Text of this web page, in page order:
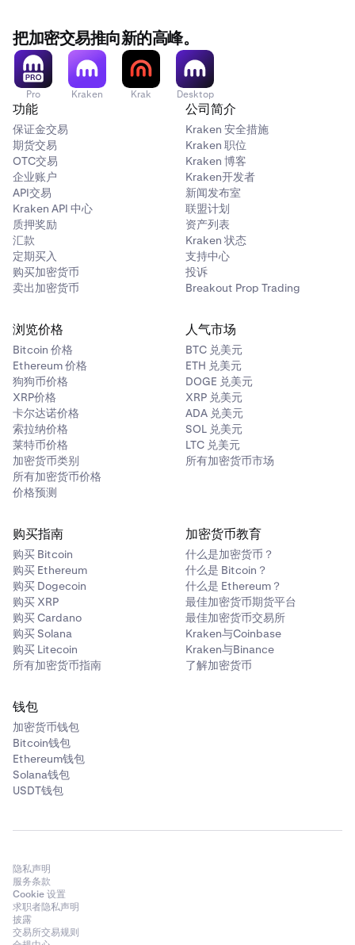
把加密交易推向新的高峰。
Pro Kraken Krak Desktop
功能
保证金交易
期货交易
OTC交易
企业账户
API交易
Kraken API 中心
质押奖励
汇款
定期买入
购买加密货币
卖出加密货币
公司简介
Kraken 安全措施
Kraken 职位
Kraken 博客
Kraken开发者
新闻发布室
联盟计划
资产列表
Kraken 状态
支持中心
投诉
Breakout Prop Trading
浏览价格
Bitcoin 价格
Ethereum 价格
狗狗币价格
XRP价格
卡尔达诺价格
索拉纳价格
莱特币价格
加密货币类别
所有加密货币价格
价格预测
人气市场
BTC 兑美元
ETH 兑美元
DOGE 兑美元
XRP 兑美元
ADA 兑美元
SOL 兑美元
LTC 兑美元
所有加密货币市场
购买指南
购买 Bitcoin
购买 Ethereum
购买 Dogecoin
购买 XRP
购买 Cardano
购买 Solana
购买 Litecoin
所有加密货币指南
加密货币教育
什么是加密货币？
什么是 Bitcoin？
什么是 Ethereum？
最佳加密货币期货平台
最佳加密货币交易所
Kraken与Coinbase
Kraken与Binance
了解加密货币
钱包
加密货币钱包
Bitcoin钱包
Ethereum钱包
Solana钱包
USDT钱包
隐私声明
服务条款
Cookie 设置
求职者隐私声明
披露
交易所交易规则